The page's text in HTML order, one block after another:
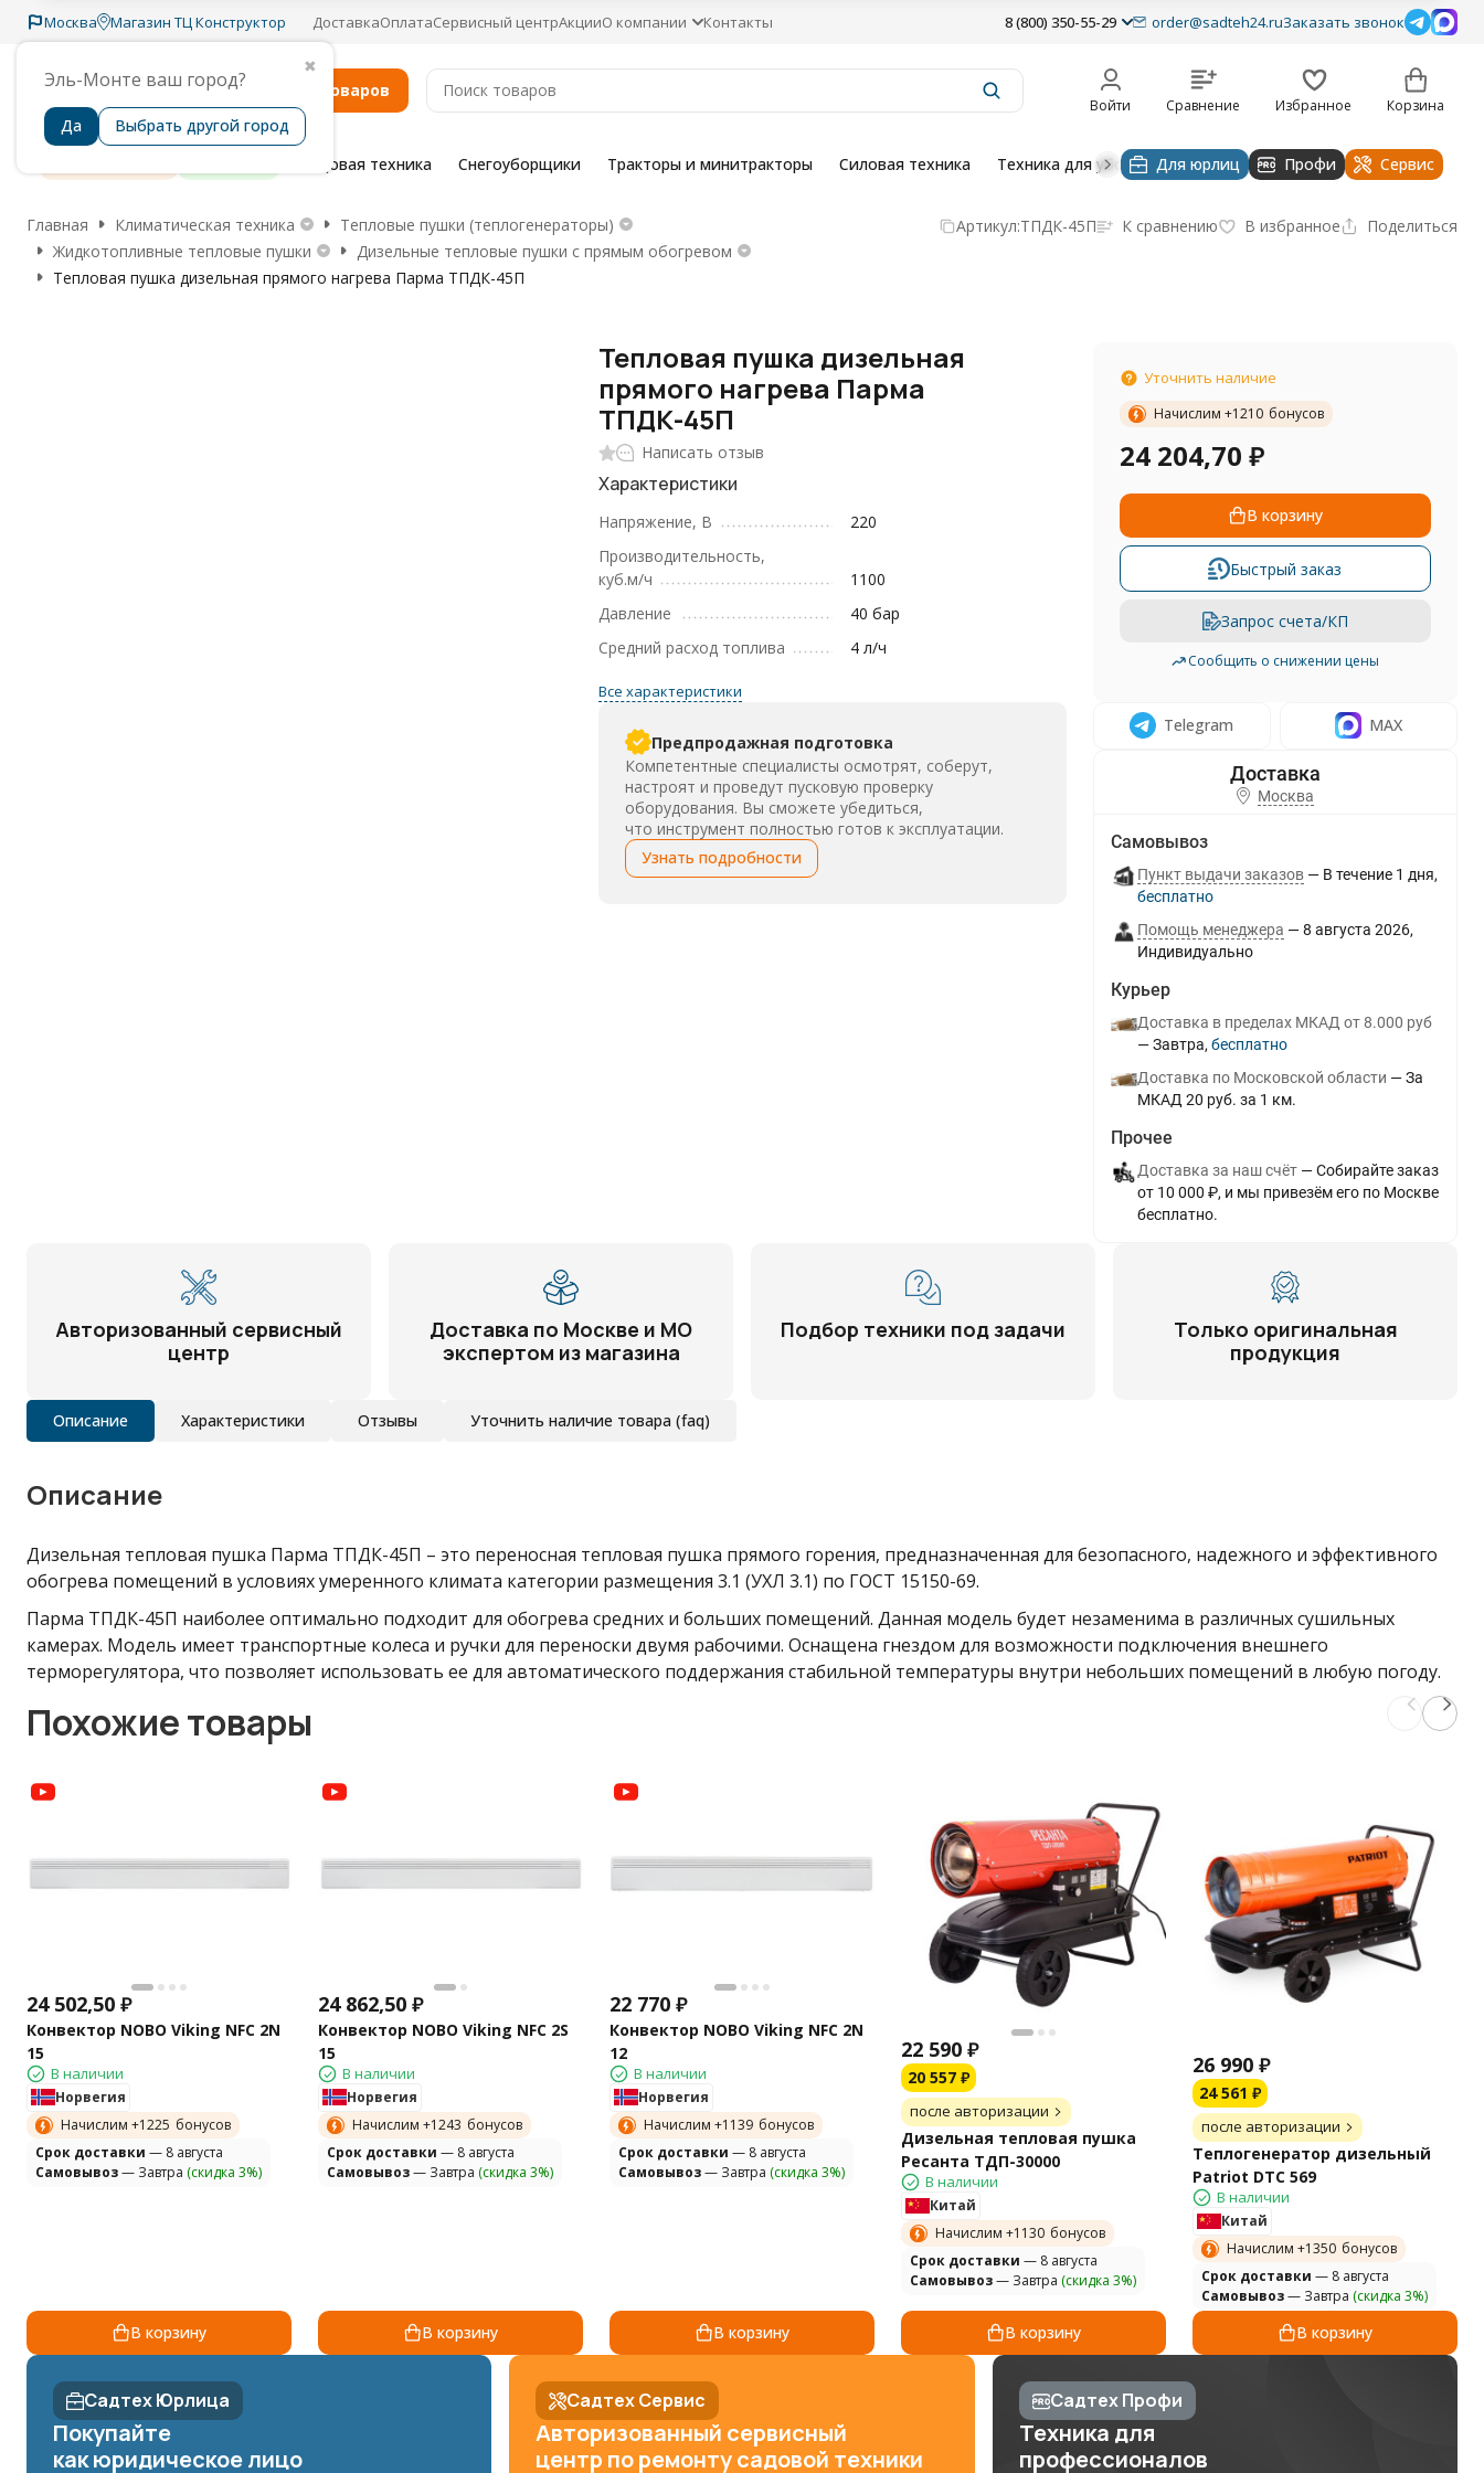
Москва
✖
Эль-Монте ваш город?
Да Выбрать другой город
Магазин ТЦ Конструктор ДоставкаОплатаСервисный центрАкцииО компании Контакты 8 (800) 350-55-29 order@sadteh24.ruЗаказать звонок
Каталог товаров
Войти Сравнение Избранное Корзина
Садовая техника Снегоуборщики Тракторы и минитракторы Силовая техника Техника для уборки Строительная техника
Для юрлиц Профи Сервис
Главная Климатическая техника
Тепловые пушки (теплогенераторы)
Жидкотопливные тепловые пушки
Дизельные тепловые пушки с прямым обогревом
Тепловая пушка дизельная прямого нагрева Парма ТПДК-45П
Артикул:ТПДК-45П К сравнению В избранное Поделиться
Тепловая пушка дизельная
прямого нагрева Парма
ТПДК-45П
Написать отзыв
Характеристики
Напряжение, В
220
Производительность,
куб.м/ч
1100
Давление
40 бар
Средний расход топлива
4 л/ч
Все характеристики
Предпродажная подготовка
Компетентные специалисты осмотрят, соберут,
настроят и проведут пусковую проверку
оборудования. Вы сможете убедиться,
что инструмент полностью готов к эксплуатации.
Узнать подробности
Уточнить наличие
Начислим +1210 бонусов
24 204,70 ₽
В корзину
Быстрый заказ
Запрос счета/КП
Сообщить о снижении цены
Telegram MAX
Москва
Самовывоз
Пункт выдачи заказов В течение 1 дня
Бесплатно
Помощь менеджера
8 августа 2026
Индивидуально
Курьер
Доставка в пределах МКАД от 8.000 руб
Завтра
Бесплатно
Доставка по Московской области
За
МКАД 20 руб. за 1 км.
Прочее
Доставка за наш счёт
Собирайте заказ
от 10 000 ₽, и мы привезём его по Москве
бесплатно.
Авторизованный сервисный
центр
Доставка по Москве и МО
экспертом из магазина
Подбор техники под задачи
Только оригинальная
продукция
Описание Характеристики Отзывы Уточнить наличие товара (faq)
Описание
Дизельная тепловая пушка Парма ТПДК-45П – это переносная тепловая пушка прямого горения, предназначенная для безопасного, надежного и эффективного
обогрева помещений в условиях умеренного климата категории размещения 3.1 (УХЛ 3.1) по ГОСТ 15150-69.
Парма ТПДК-45П наиболее оптимально подходит для обогрева средних и больших помещений. Данная модель будет незаменима в различных сушильных
камерах. Модель имеет транспортные колеса и ручки для переноски двумя рабочими. Оснащена гнездом для возможности подключения внешнего
терморегулятора, что позволяет использовать ее для автоматического поддержания стабильной температуры внутри небольших помещений в любую погоду.
Похожие товары
24 502,50 ₽
Конвектор NOBO Viking NFC 2N
15
В наличии
Норвегия
Начислим +1225 бонусов
Cрок доставки — 8 августа
Самовывоз— Завтра (скидка 3%)
В корзину
24 862,50 ₽
Конвектор NOBO Viking NFC 2S
15
В наличии
Норвегия
Начислим +1243 бонусов
Cрок доставки — 8 августа
Самовывоз— Завтра (скидка 3%)
В корзину
22 770 ₽
Конвектор NOBO Viking NFC 2N
12
В наличии
Норвегия
Начислим +1139 бонусов
Cрок доставки — 8 августа
Самовывоз— Завтра (скидка 3%)
В корзину
22 590 ₽
20 557 ₽
после авторизации
Дизельная тепловая пушка
Ресанта ТДП-30000
В наличии
Китай
Начислим +1130 бонусов
Cрок доставки — 8 августа
Самовывоз— Завтра (скидка 3%)
В корзину
26 990 ₽
24 561 ₽
после авторизации
Теплогенератор дизельный
Patriot DTC 569
В наличии
Китай
Начислим +1350 бонусов
Cрок доставки — 8 августа
Самовывоз— Завтра (скидка 3%)
В корзину
Садтех Юрлица
Покупайте
как юридическое лицо
Садтех Сервис
Авторизованный сервисный
центр по ремонту садовой техники
Садтех Профи
Техника для
профессионалов